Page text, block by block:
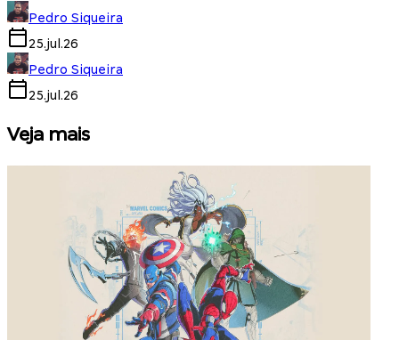
Pedro Siqueira
25.jul.26
Pedro Siqueira
25.jul.26
Veja mais